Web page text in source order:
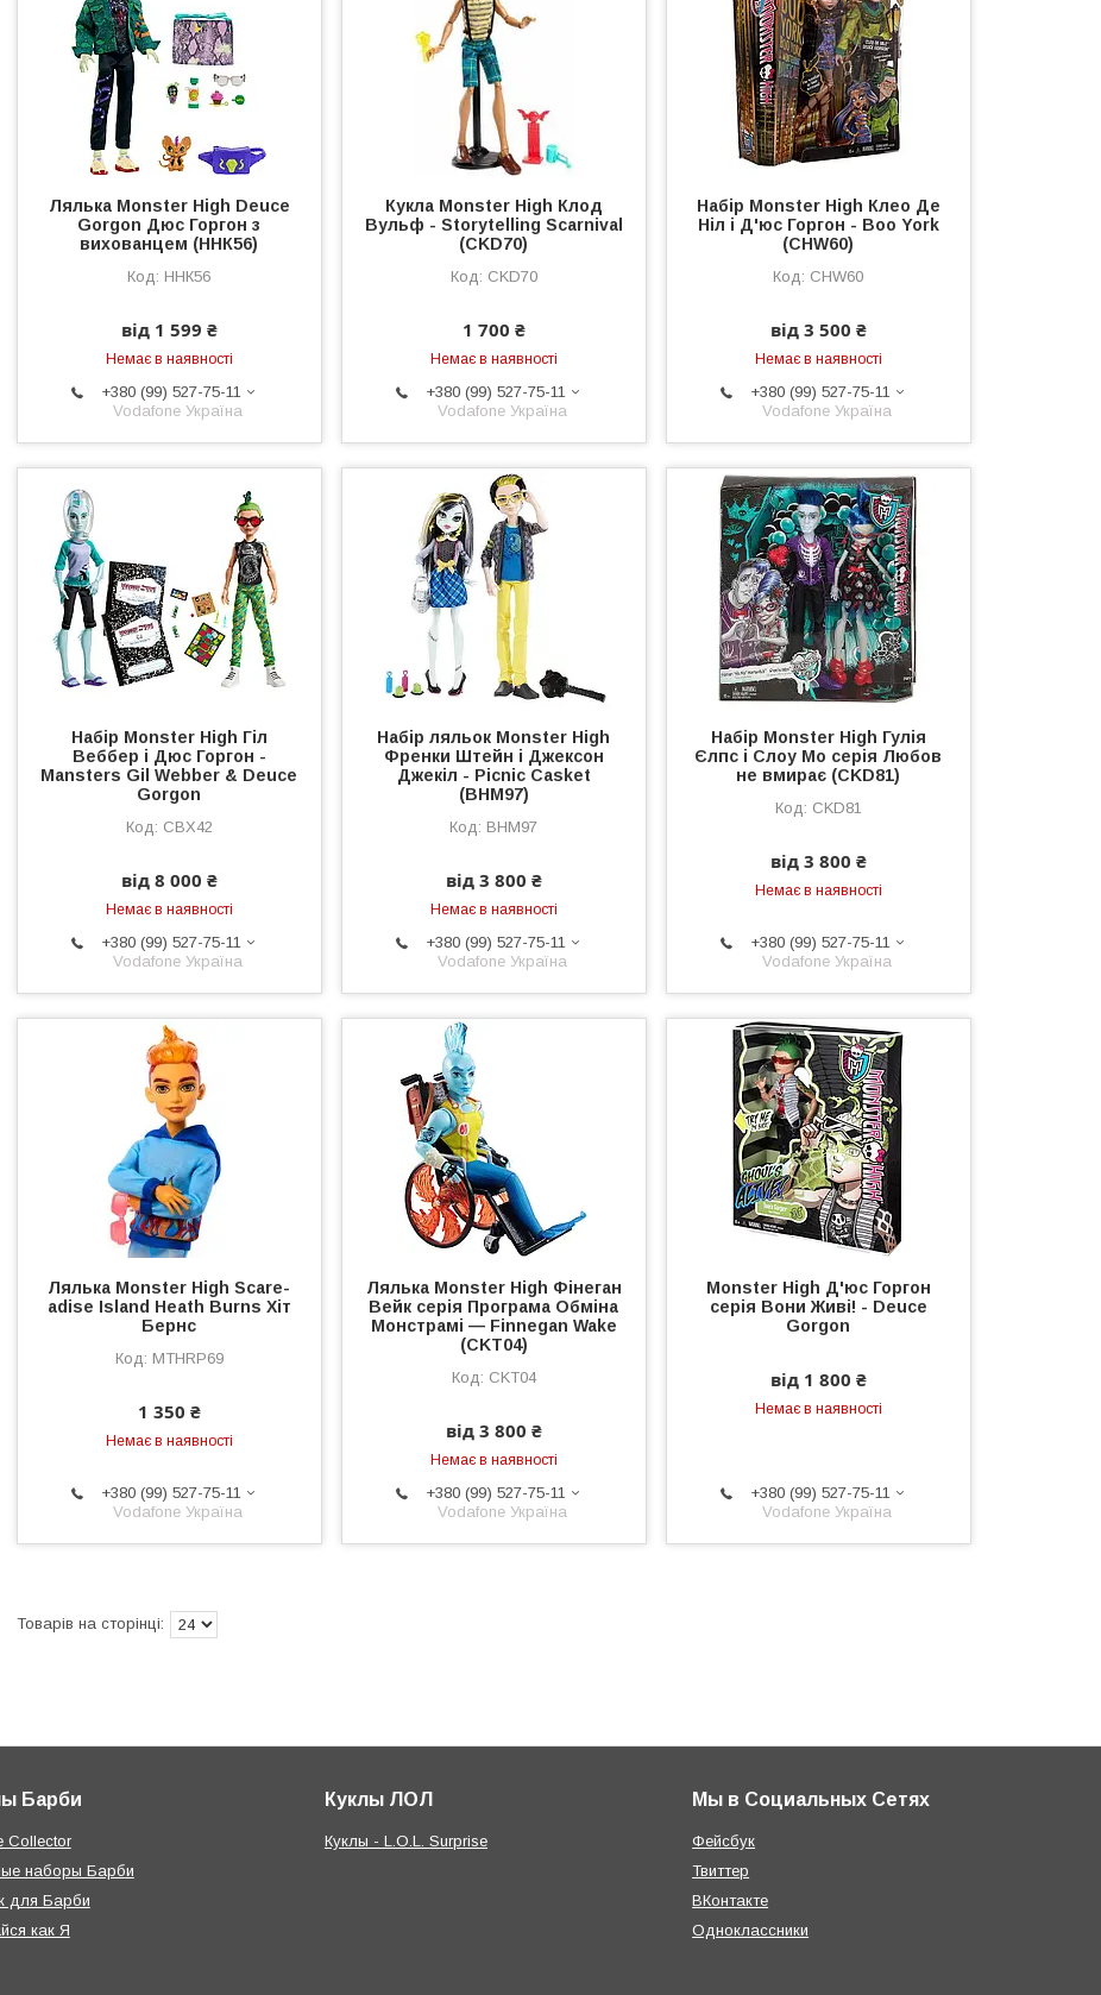
Лялька Monster High Deuce
Gorgon Дюс Горгон з
вихованцем (ННК56)
ННК56
від 1 599 ₴
Немає в наявності
+380 (99) 527-75-11
Vodafone Україна
Кукла Monster High Клод
Вульф - Storytelling Scarnival
(CKD70)
CKD70
1 700 ₴
Немає в наявності
+380 (99) 527-75-11
Vodafone Україна
Набір Monster High Клео Де
Ніл і Д'юс Горгон - Boo York
(CHW60)
CHW60
від 3 500 ₴
Немає в наявності
+380 (99) 527-75-11
Vodafone Україна
Набір Monster High Гіл
Веббер і Дюс Горгон -
Mansters Gil Webber & Deuce
Gorgon
CBX42
від 8 000 ₴
Немає в наявності
+380 (99) 527-75-11
Vodafone Україна
Набір ляльок Monster High
Френки Штейн і Джексон
Джекіл - Picnic Casket
(BHM97)
BHM97
від 3 800 ₴
Немає в наявності
+380 (99) 527-75-11
Vodafone Україна
Набір Monster High Гулія
Єлпс і Слоу Мо серія Любов
не вмирає (CKD81)
CKD81
від 3 800 ₴
Немає в наявності
+380 (99) 527-75-11
Vodafone Україна
Лялька Monster High Scare-
adise Island Heath Burns Хіт
Бернс
MTHRP69
1 350 ₴
Немає в наявності
+380 (99) 527-75-11
Vodafone Україна
Лялька Monster High Фінеган
Вейк серія Програма Обміна
Монстрамі — Finnegan Wake
(CKT04)
CKT04
від 3 800 ₴
Немає в наявності
+380 (99) 527-75-11
Vodafone Україна
Monster High Д'юс Горгон
серія Вони Живі! - Deuce
Gorgon
від 1 800 ₴
Немає в наявності
+380 (99) 527-75-11
Vodafone Україна
Барби
Collector
наборы Барби
для Барби
как Я
Куклы ЛОЛ
Куклы - L.O.L. Surprise
Мы в Социальных Сетях
Фейсбук
Твиттер
ВКонтакте
Одноклассники